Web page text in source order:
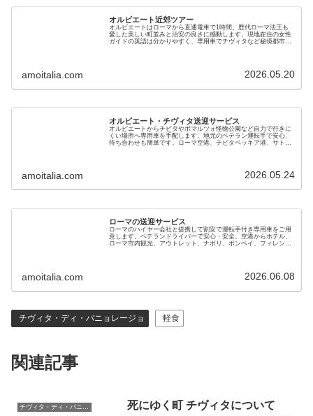
オルビエート近郊ツアー
オルビエートはローマから直通電車で1時間。歴代ローマ法王も
愛した美しい町並みと治安の良さに感動します。現地在住の女性
ガイドの英語は分かりやすく、専用車でチヴィタなど秘境都市も
amoitalia.com 2026.05.20
オルビエート・チヴィタ送迎サービス
オルビエートからチビタやボマルツォ怪物公園など自力で行きに
くい場所へ専用車を手配します。地元のベテラン運転手で安心、
待ち合わせも簡単です。ローマ空港、チビタベッキア港、サトゥ
amoitalia.com 2026.05.24
ローマの送迎サービス
ローマのハイヤー会社と提携して割安で運転手付き専用車をご用
意します。ベテランドライバーで安心・安全。空港からホテル、
ローマ市内観光、アウトレット、ナポリ、ポンペイ、フィレンツ
amoitalia.com 2026.06.08
チヴィタ・ディ・バニョレージョ 軽食
関連記事
チヴィタ・ディ・バニョレージョ 死にゆく町 チヴィタについて